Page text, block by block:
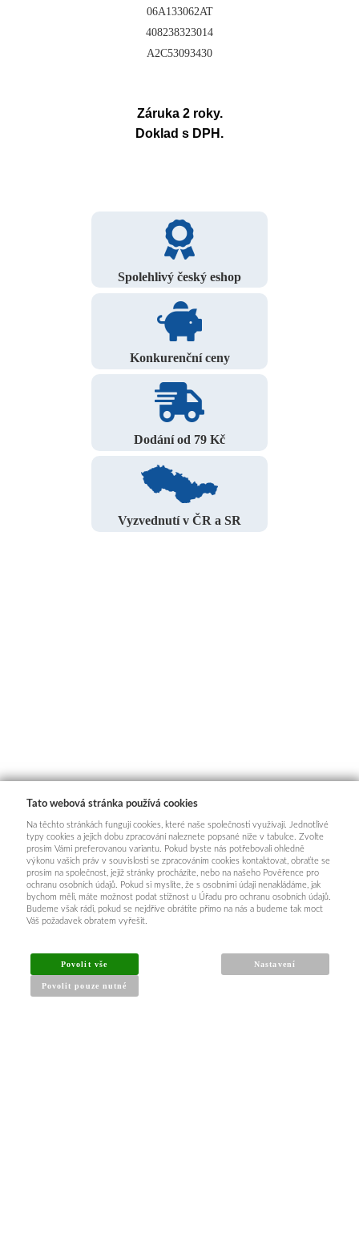
06A133062AT
408238323014
A2C53093430
Záruka 2 roky.
Doklad s DPH.
Spolehlivý český eshop
Konkurenční ceny
Dodání od 79 Kč
Vyzvednutí v ČR a SR
Tato webová stránka používá cookies
Na těchto stránkách fungují cookies, které naše společnosti využívají. Jednotlivé
typy cookies a jejich dobu zpracování naleznete popsané níže v tabulce. Zvolte
prosím Vámi preferovanou variantu. Pokud byste nás potřebovali ohledně
výkonu vašich práv v souvislosti se zpracováním cookies kontaktovat, obraťte se
prosím na společnost, jejíž stránky procházíte, nebo na našeho Pověřence pro
ochranu osobních údajů. Pokud si myslíte, že s osobními údaji nenakládáme, jak
bychom měli, máte možnost podat stížnost u Úřadu pro ochranu osobních údajů.
Budeme však rádi, pokud se nejdříve obrátíte přímo na nás a budeme tak moct
Váš požadavek obratem vyřešit.
Povolit vše
Povolit pouze nutné
Nastavení